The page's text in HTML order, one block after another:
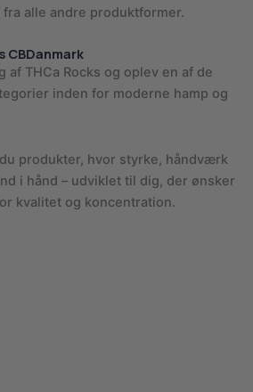
alle andre produktformer.
CBDanmark
af THCa Rocks og oplev en af de
inden for moderne hamp og
produkter, hvor styrke, håndværk
i hånd – udviklet til dig, der ønsker
kvalitet og koncentration.